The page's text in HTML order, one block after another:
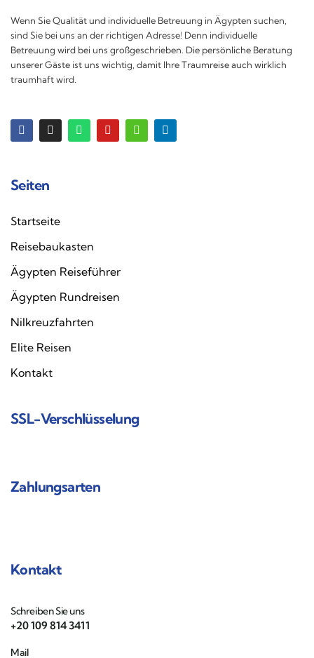
Wenn Sie Qualität und individuelle Betreuung in Ägypten suchen,
sind Sie bei uns an der richtigen Adresse! Denn individuelle
Betreuung wird bei uns großgeschrieben. Die persönliche Beratung
unserer Gäste ist uns wichtig, damit Ihre Traumreise auch wirklich
traumhaft wird.
Seiten
Startseite
Reisebaukasten
Ägypten Reiseführer
Ägypten Rundreisen
Nilkreuzfahrten
Elite Reisen
Kontakt
SSL-Verschlüsselung
Zahlungsarten
Kontakt
Schreiben Sie uns
+20 109 814 3411
Mail